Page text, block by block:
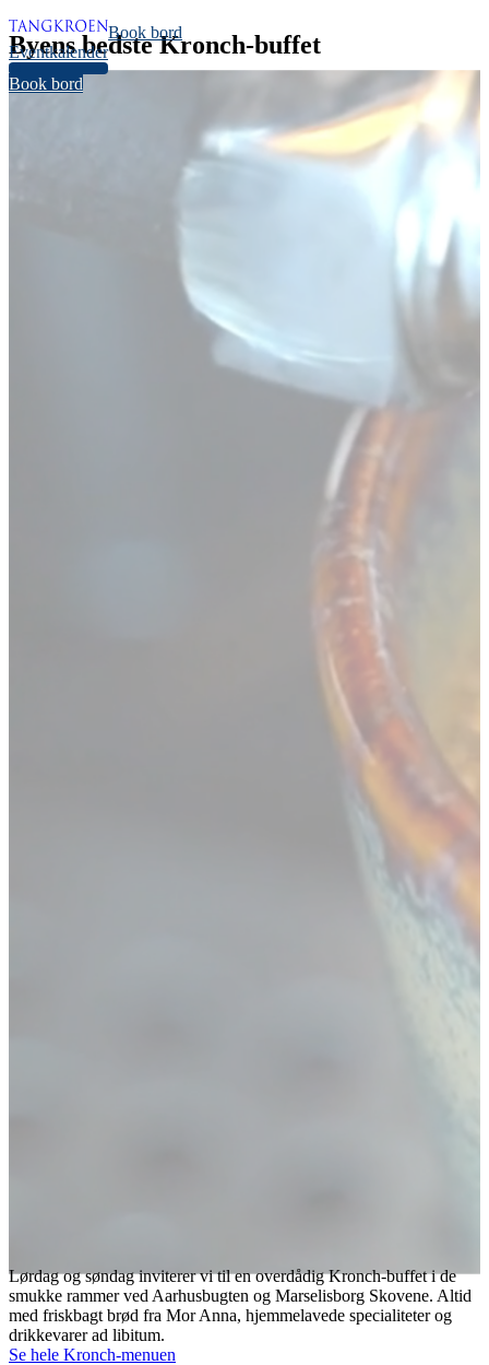
Book bord
Eventkalender
32
Book bord
Byens bedste Kronch-buffet
Lørdag og søndag inviterer vi til en overdådig Kronch-buffet i de
smukke rammer ved Aarhusbugten og Marselisborg Skovene. Altid
med friskbagt brød fra Mor Anna, hjemmelavede specialiteter og
drikkevarer ad libitum.
Se hele Kronch-menuen